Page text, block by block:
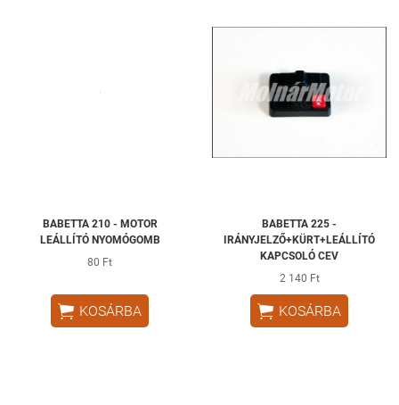
BABETTA 210 - MOTOR
LEÁLLÍTÓ NYOMÓGOMB
80 Ft
 KOSÁRBA
BABETTA 225 -
IRÁNYJELZŐ+KÜRT+LEÁLLÍTÓ
KAPCSOLÓ CEV
2 140 Ft
 KOSÁRBA